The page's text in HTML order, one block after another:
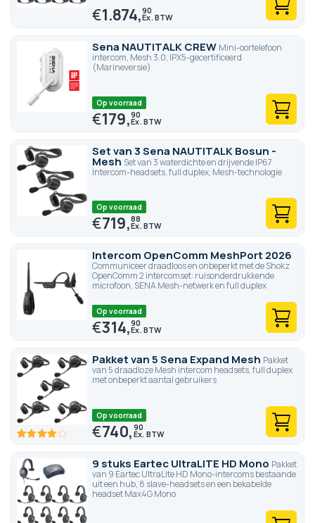
€1.874,90
Sena NAUTITALK CREW Mini-oortelefoon
intercom, Mesh 3.0, IPX5-gecertificeerd
(Marineversie)
Op voorraad
€179,90
Set van 3 Sena NAUTITALK Bosun -
Mesh Set van 3 waterdichte en drijvende IP67
Intercom-headsets, full duplex, Mesh-technologie
Op voorraad
€719,88
Intercom OpenComm MeshPort 2026
Communiceer draadloos en onbeperkt met de Shokz
OpenComm 2 intercomset: ruisonderdrukkende
microfoon, SENA Mesh-netwerk en full duplex
Op voorraad
€314,90
Pakket van 5 Sena Expand Mesh Pakket
van 5 draadloze Mesh intercom headsets, full duplex
met onbeperkt aantal gebruikers
80 100
Op voorraad
€740,90
9 stuks Eartec UltraLITE HD Mono Pakket
van 9 Eartec UltraLite HD Mono-intercoms bestaande
uit een hub, 8 slave-headsets en een bekabelde
headset Max4G Mono